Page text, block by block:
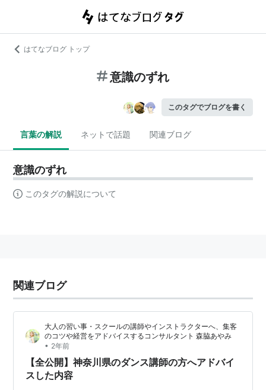
はてなブログ トップ
意識のずれ
このタグでブログを書く
言葉の解説 ネットで話題 関連ブログ
意識のずれ
このタグの解説について
関連ブログ
大人の習い事・スクールの講師やインストラクターへ、集客
のコツや経営をアドバイスするコンサルタント 森脇あやみ
• 2年前
【全公開】神奈川県のダンス講師の方へアドバイ
スした内容